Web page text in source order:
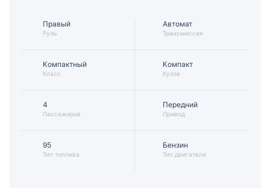
Правый
Руль
Компактный
Класс
Автомат
Трансмиссия
Компакт
Кузов
4
Пассажиров
95
Тип топлива
Передний
Привод
Бензин
Тип двигателя